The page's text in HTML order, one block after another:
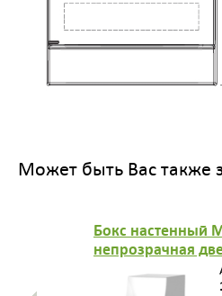
Может быть Вас также
Бокс настенный
непрозрачная